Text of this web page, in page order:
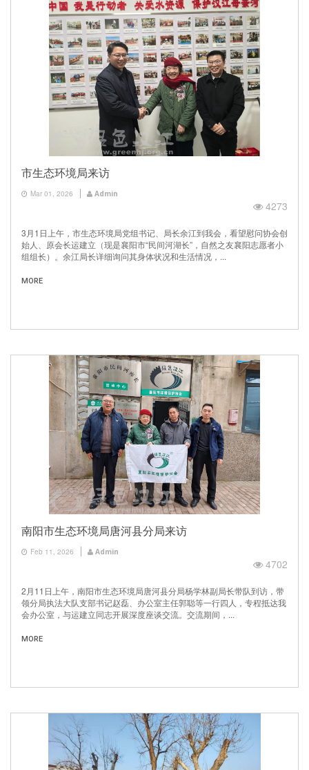
市生态环境局来访
Mar 01, 2026 Admin
4273
3月1日上午，市生态环境局党组书记、局长余江到我会，看望慰问协会创
始人、原会长运建立（现是襄阳市“民间河湖长”，自然之友襄阳志愿者小
组组长）。余江局长详细询问其身体状况和生活情况，...
MORE
南阳市生态环境局唐河县分局来访
Feb 11, 2026 Admin
4702
2月11日上午，南阳市生态环境局唐河县分局杨学林副局长带队到访，带
领分局执法大队支部书记赵磊、办公室主任郭聪等一行四人，专程抵达我
会办公室，与运建立同志开展深度座谈交流。交流期间，...
MORE